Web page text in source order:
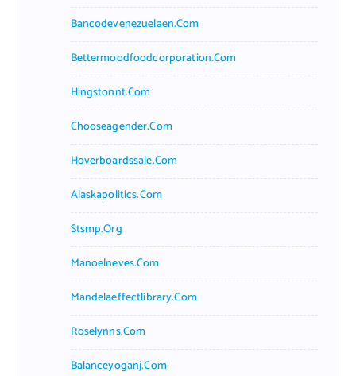
Bancodevenezuelaen.com
Bettermoodfoodcorporation.com
Hingstonnt.com
Chooseagender.com
Hoverboardssale.com
Alaskapolitics.com
Stsmp.org
Manoelneves.com
Mandelaeffectlibrary.com
Roselynns.com
Balanceyoganj.com